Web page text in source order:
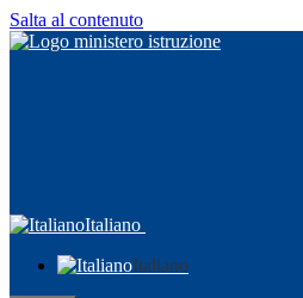
Salta al contenuto
Italiano
Italiano